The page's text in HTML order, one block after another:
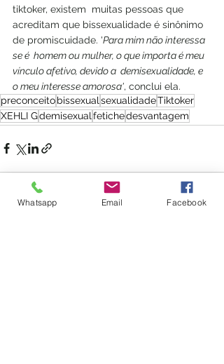
tiktoker, existem  muitas pessoas que
acreditam que bissexualidade é sinônimo
de promiscuidade. 'Para mim não interessa
se é  homem ou mulher, o que importa é meu
vínculo afetivo, devido a  demisexualidade, e
o meu interesse amorosa', conclui ela.
preconceitobissexual sexualidadeTiktoker
XEHLI Gdemisexual fetichedesvantagem
Whatsapp Email Facebook